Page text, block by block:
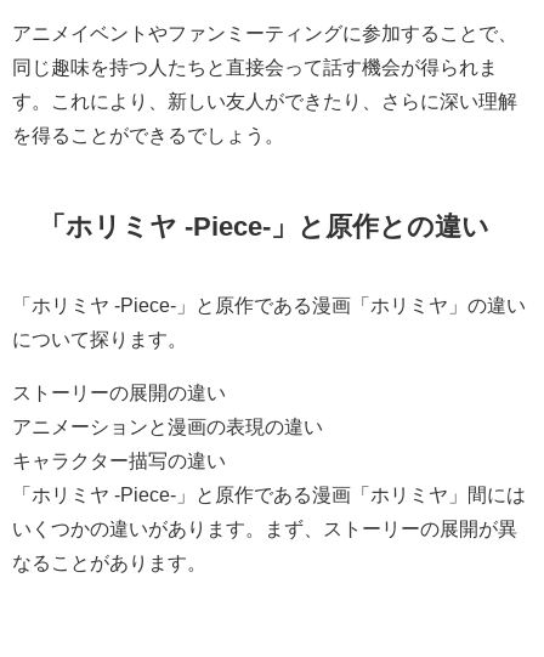
アニメイベントやファンミーティングに参加することで、
同じ趣味を持つ人たちと直接会って話す機会が得られま
す。これにより、新しい友人ができたり、さらに深い理解
を得ることができるでしょう。
「ホリミヤ -Piece-」と原作との違い
「ホリミヤ -Piece-」と原作である漫画「ホリミヤ」の違い
について探ります。
ストーリーの展開の違い
アニメーションと漫画の表現の違い
キャラクター描写の違い
「ホリミヤ -Piece-」と原作である漫画「ホリミヤ」間には
いくつかの違いがあります。まず、ストーリーの展開が異
なることがあります。